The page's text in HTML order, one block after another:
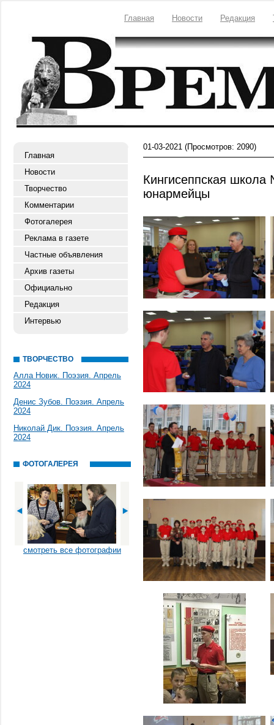
Главная Новости Редакция
Главная
Новости
Творчество
Комментарии
Фотогалерея
Реклама в газете
Частные объявления
Архив газеты
Официально
Редакция
Интервью
ТВОРЧЕСТВО
Алла Новик. Поэзия. Апрель
2024
Денис Зубов. Поэзия. Апрель
2024
Николай Дик. Поэзия. Апрель
2024
ФОТОГАЛЕРЕЯ
смотреть все фотографии
01-03-2021 (Просмотров: 2090)
Кингисеппская
юнармейцы